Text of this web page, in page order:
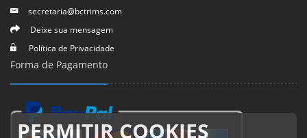
secretaria@bctrims.com
Deixe sua mensagem
Política de Privacidade
Forma de Pagamento
PERMITIR COOKIES